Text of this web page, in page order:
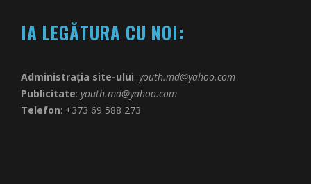
IA LEGĂTURA CU NOI:
Administrația site-ului: youth.md@yahoo.com
Publicitate: youth.md@yahoo.com
Telefon: +373 69 588 273